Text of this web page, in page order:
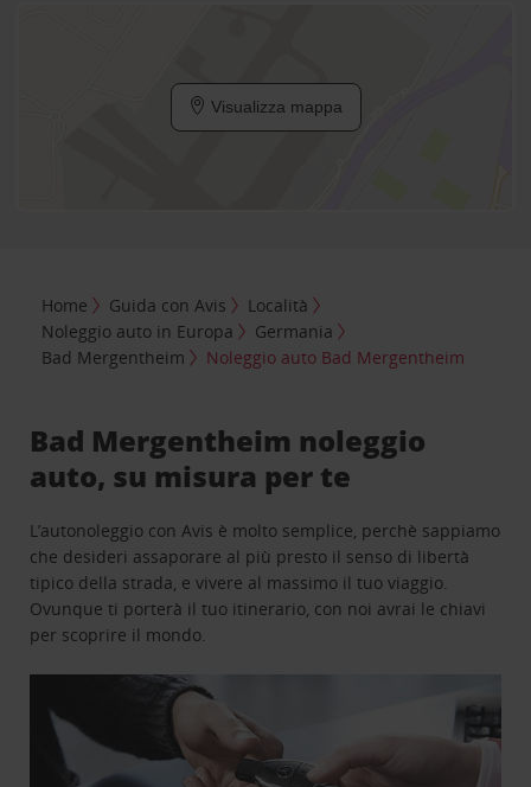
Visualizza mappa
Home Guida con Avis
Località
Noleggio auto in Europa
Germania
Bad Mergentheim
Noleggio auto Bad Mergentheim
Bad Mergentheim noleggio
auto, su misura per te
L’autonoleggio con Avis è molto semplice, perchè sappiamo
che desideri assaporare al più presto il senso di libertà
tipico della strada, e vivere al massimo il tuo viaggio.
Ovunque ti porterà il tuo itinerario, con noi avrai le chiavi
per scoprire il mondo.